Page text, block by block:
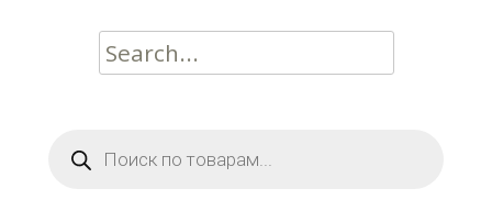
Search
товаров